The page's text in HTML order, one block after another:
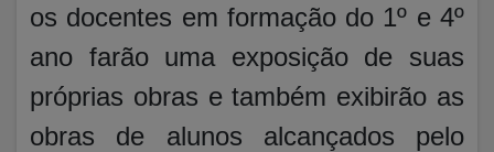
os docentes em formação do 1º e 4º
ano farão uma exposição de suas
próprias obras e também exibirão as
obras de alunos alcançados pelo